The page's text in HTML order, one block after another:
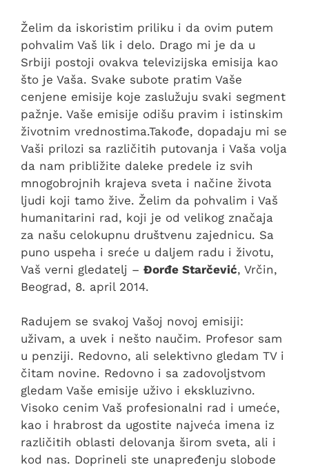
Želim da iskoristim priliku i da ovim putem
pohvalim Vaš lik i delo. Drago mi je da u
Srbiji postoji ovakva televizijska emisija kao
što je Vaša. Svake subote pratim Vaše
cenjene emisije koje zaslužuju svaki segment
pažnje. Vaše emisije odišu pravim i istinskim
životnim vrednostima.Takođe, dopadaju mi se
Vaši prilozi sa različitih putovanja i Vaša volja
da nam približite daleke predele iz svih
mnogobrojnih krajeva sveta i načine života
ljudi koji tamo žive. Želim da pohvalim i Vaš
humanitarini rad, koji je od velikog značaja
za našu celokupnu društvenu zajednicu. Sa
puno uspeha i sreće u daljem radu i životu,
Vaš verni gledatelj – Đorđe Starčević, Vrčin,
Beograd, 8. april 2014.
Radujem se svakoj Vašoj novoj emisiji:
uživam, a uvek i nešto naučim. Profesor sam
u penziji. Redovno, ali selektivno gledam TV i
čitam novine. Redovno i sa zadovoljstvom
gledam Vaše emisije uživo i ekskluzivno.
Visoko cenim Vaš profesionalni rad i umeće,
kao i hrabrost da ugostite najveća imena iz
različitih oblasti delovanja širom sveta, ali i
kod nas. Doprineli ste unapređenju slobode